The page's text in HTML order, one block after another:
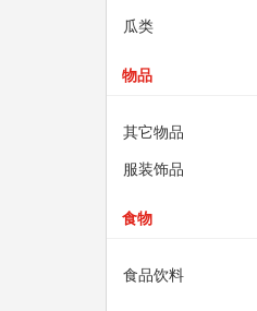
瓜类
物品
其它物品
服装饰品
食物
食品饮料